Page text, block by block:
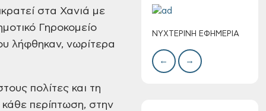
στα Χανιά με
Γηροκομείο
λήφθηκαν, νωρίτερα
πολίτες και τη
περίπτωση, στην
Τακτική συνεδρίαση
Δημοτικής
Επιτροπής στις 10-
08-2026
ΝΥΧΤΕΡΙΝΗ ΕΦΗΜΕΡΙΑ
← →